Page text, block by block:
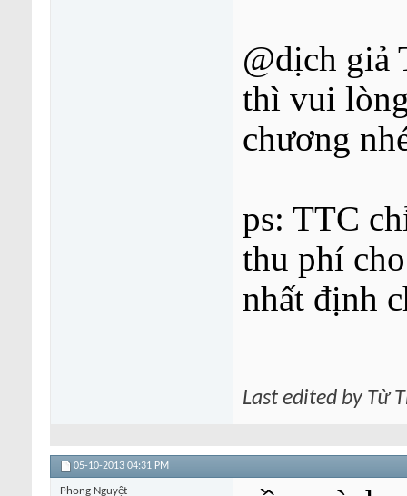
@dịch giả
thì vui
chương
ps: TTC
thu phí
nhất định
Last edited by Từ
05-10-2013 04:31 PM
Phong Nguyệt